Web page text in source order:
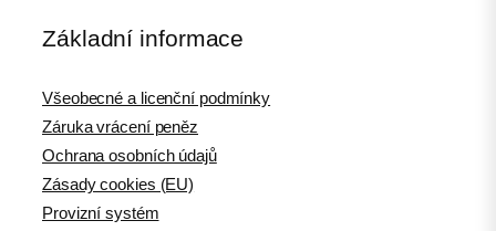
Základní informace
Všeobecné a licenční podmínky
Záruka vrácení peněz
Ochrana osobních údajů
Zásady cookies (EU)
Provizní systém